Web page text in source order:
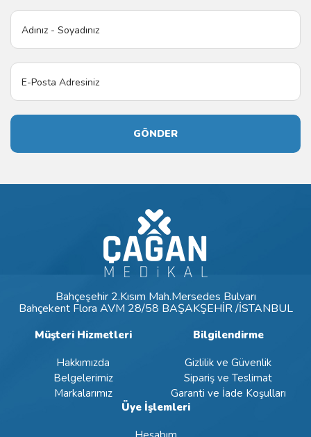
GÖNDER
Bahçeşehir 2.Kısım Mah.Mersedes Bulvarı
Bahçekent Flora AVM 28/58 BAŞAKŞEHİR /İSTANBUL
Müşteri Hizmetleri
Hakkımızda
Belgelerimiz
Markalarımız
Bilgilendirme
Gizlilik ve Güvenlik
Sipariş ve Teslimat
Garanti ve İade Koşulları
Üye İşlemleri